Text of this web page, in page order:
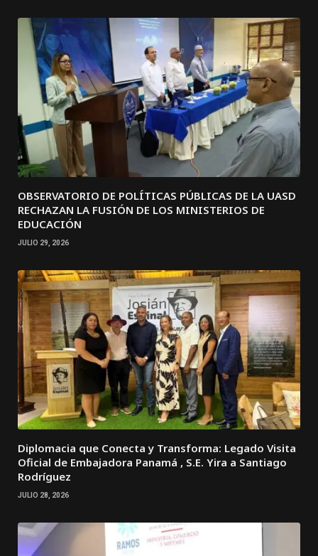
OBSERVATORIO DE POLÍTICAS PÚBLICAS DE LA UASD
RECHAZAN LA FUSIÓN DE LOS MINISTERIOS DE
EDUCACIÓN
JULIO 29, 2026
Diplomacia que Conecta y Transforma: Legado Visita
Oficial de Embajadora Panamá , S.E. Yira a Santiago
Rodríguez
JULIO 28, 2026